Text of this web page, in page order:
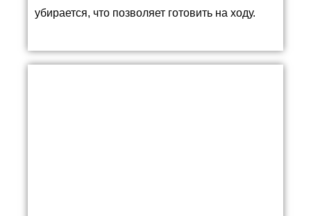
убирается, что позволяет готовить на ходу.